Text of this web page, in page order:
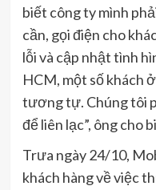
biết công ty mình
cần, gọi điện cho
lỗi và cập nhật tình
HCM, một số khách
tương tự. Chúng tôi
để liên lạc”, ông cho
Trưa ngày 24/10,
khách hàng về việc